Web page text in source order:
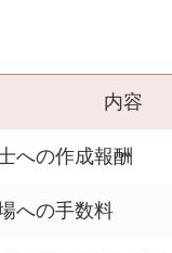
内容
への作成報酬
への手数料